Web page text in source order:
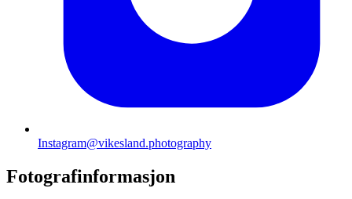
Instagram@vikesland.photography
Fotografinformasjon